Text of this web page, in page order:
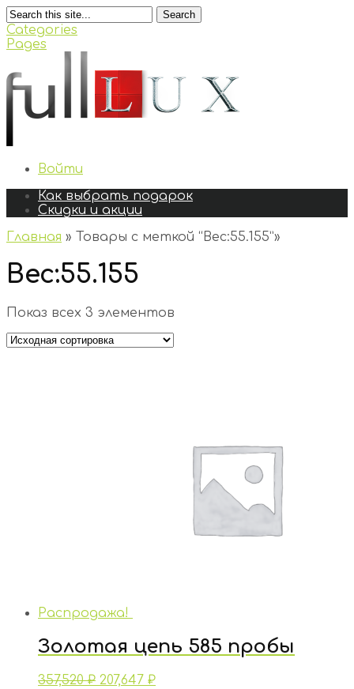
Search
Categories
Pages
Войти
Как выбрать подарок
Скидки и акции
Главная » Товары с меткой “Вес:55.155”»
Вес:55.155
Показ всех 3 элементов
Распродажа!
Золотая цепь 585 пробы
357,520₽ 207,647 ₽